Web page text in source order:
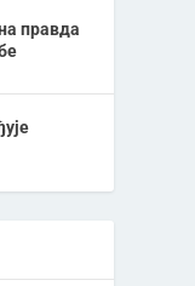
правда